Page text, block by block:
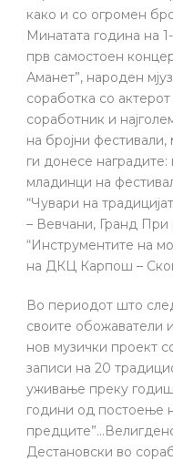
како и со огромен
Минатата година на
прв самостоен
Аманет”, народен
соработка со
соработник и
на бројни
ги донесе наградите:
младинци на
“Чувари на
– Вевчани, Гранд При
“Инструментите на
на ДКЦ Карпош –
Во периодот што
своите обожаватели
нов музички проект
записи на 20
уживање преку
години од постоење
Дестановски во